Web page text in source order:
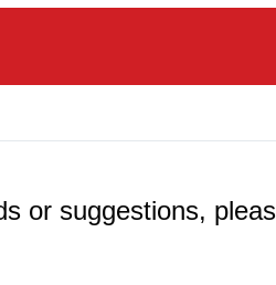
or suggestions,